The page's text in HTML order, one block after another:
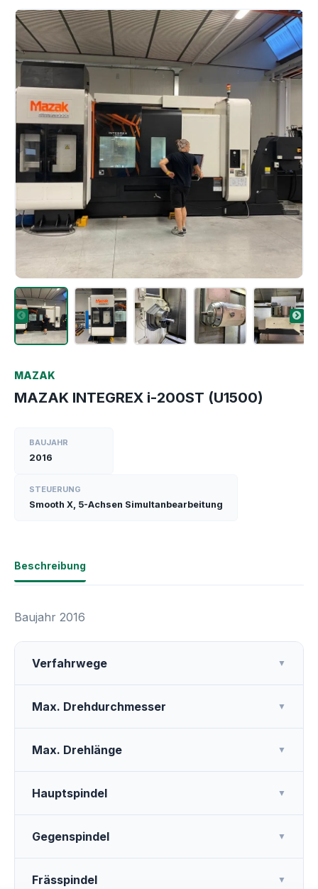
MAZAK
MAZAK INTEGREX i-200ST (U1500)
BAUJAHR
2016
STEUERUNG
Smooth X, 5-Achsen Simultanbearbeitung
Beschreibung
Baujahr 2016
Verfahrwege ▼
Max. Drehdurchmesser ▼
Max. Drehlänge ▼
Hauptspindel ▼
Gegenspindel ▼
Frässpindel ▼